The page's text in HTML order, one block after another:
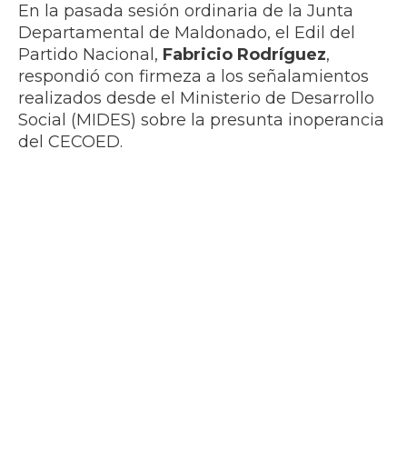
En la pasada sesión ordinaria de la Junta
Departamental de Maldonado, el Edil del
Partido Nacional, Fabricio Rodríguez,
respondió con firmeza a los señalamientos
realizados desde el Ministerio de Desarrollo
Social (MIDES) sobre la presunta inoperancia
del CECOED.